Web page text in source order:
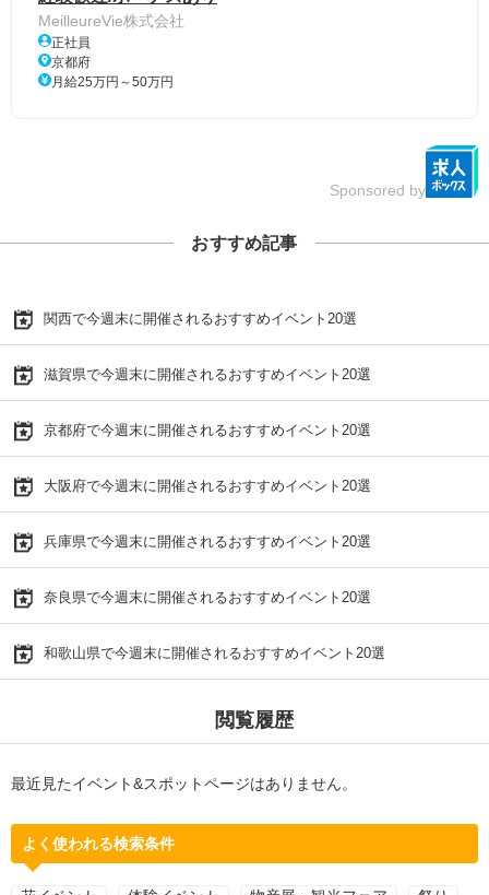
MeilleureVie株式会社
正社員
京都府
月給25万円～50万円
Sponsored by
おすすめ記事
関西で今週末に開催されるおすすめイベント20選
滋賀県で今週末に開催されるおすすめイベント20選
京都府で今週末に開催されるおすすめイベント20選
大阪府で今週末に開催されるおすすめイベント20選
兵庫県で今週末に開催されるおすすめイベント20選
奈良県で今週末に開催されるおすすめイベント20選
和歌山県で今週末に開催されるおすすめイベント20選
閲覧履歴
最近見たイベント&スポットページはありません。
よく使われる検索条件